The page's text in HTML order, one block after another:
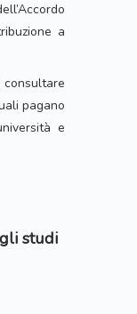
a
pagano
e
studi